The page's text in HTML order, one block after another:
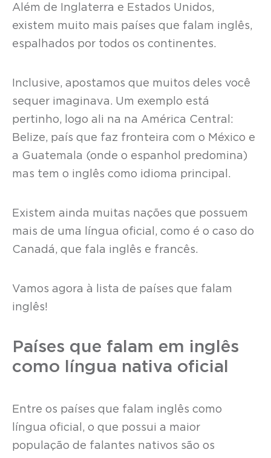
Além de Inglaterra e Estados Unidos,
existem muito mais países que falam inglês,
espalhados por todos os continentes.
Inclusive, apostamos que muitos deles você
sequer imaginava. Um exemplo está
pertinho, logo ali na na América Central:
Belize, país que faz fronteira com o México e
a Guatemala (onde o espanhol predomina)
mas tem o inglês como idioma principal.
Existem ainda muitas nações que possuem
mais de uma língua oficial, como é o caso do
Canadá, que fala inglês e francês.
Vamos agora à lista de países que falam
inglês!
Países que falam em inglês
como língua nativa oficial
Entre os países que falam inglês como
língua oficial, o que possui a maior
população de falantes nativos são os